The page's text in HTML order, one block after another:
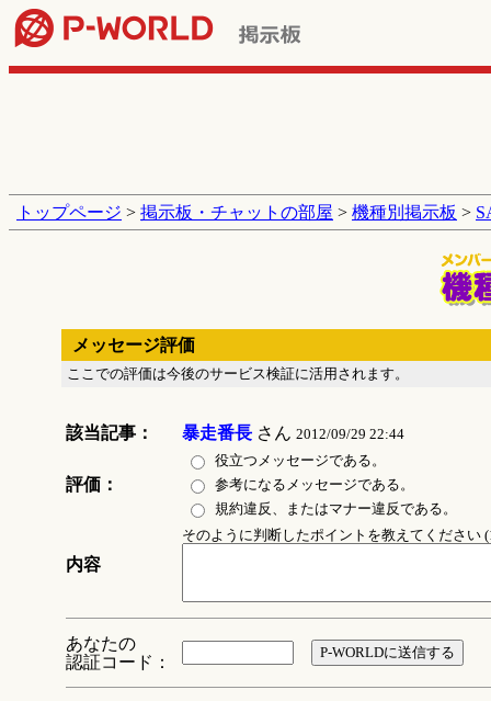
トップページ > 掲示板・チャットの部屋 > 機種別掲示板 >
メッセージ評価
ここでの評価は今後のサービス検証に活用されます。
該当記事： 暴走番長さん 2012/09/29 22:44
評価：
役立つメッセージである。
参考になるメッセージである。
規約違反、またはマナー違反である。
内容
そのように判断したポイントを教えてください
あなたの
認証コード：